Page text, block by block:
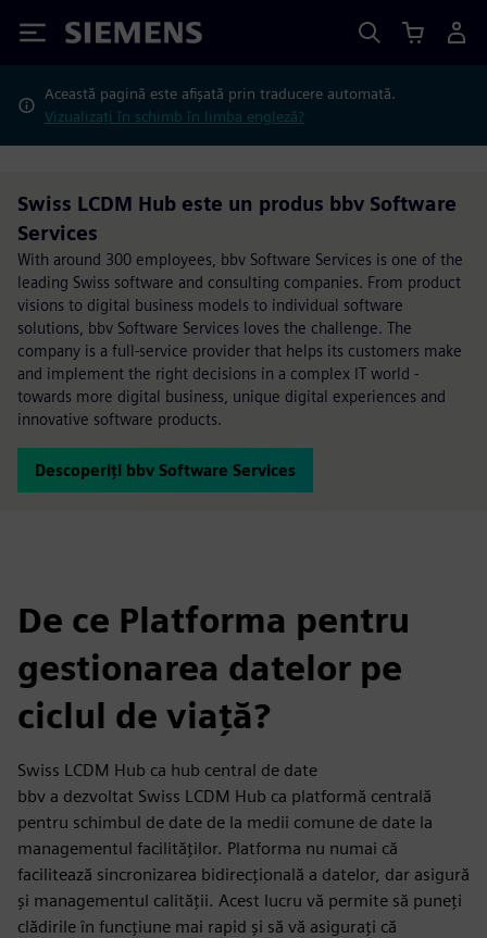
Siemens
Această pagină este afișată prin traducere automată.
Vizualizați în schimb în limba engleză?
Swiss LCDM Hub este un produs bbv Software
Services
With around 300 employees, bbv Software Services is one of the
leading Swiss software and consulting companies. From product
visions to digital business models to individual software
solutions, bbv Software Services loves the challenge. The
company is a full-service provider that helps its customers make
and implement the right decisions in a complex IT world -
towards more digital business, unique digital experiences and
innovative software products.
Descoperiți bbv Software Services
De ce Platforma pentru
gestionarea datelor pe
ciclul de viață?
Swiss LCDM Hub ca hub central de date
bbv a dezvoltat Swiss LCDM Hub ca platformă centrală
pentru schimbul de date de la medii comune de date la
managementul facilităților. Platforma nu numai că
facilitează sincronizarea bidirecțională a datelor, dar asigură
și managementul calității. Acest lucru vă permite să puneți
clădirile în funcțiune mai rapid și să vă asigurați că